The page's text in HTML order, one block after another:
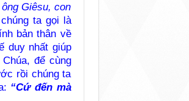
Giêsu, con
ta gọi là
bản thân về
duy nhất giúp
để cùng
rồi chúng ta
“Cứ đến mà